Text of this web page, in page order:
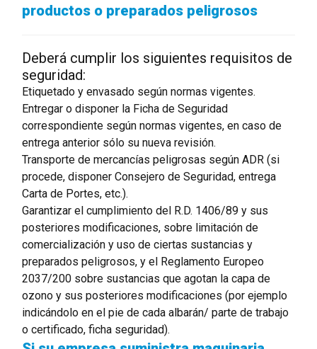
productos o preparados peligrosos
Deberá cumplir los siguientes requisitos de
seguridad:
Etiquetado y envasado según normas vigentes.
Entregar o disponer la Ficha de Seguridad
correspondiente según normas vigentes, en caso de
entrega anterior sólo su nueva revisión.
Transporte de mercancías peligrosas según ADR (si
procede, disponer Consejero de Seguridad, entrega
Carta de Portes, etc.).
Garantizar el cumplimiento del R.D. 1406/89 y sus
posteriores modificaciones, sobre limitación de
comercialización y uso de ciertas sustancias y
preparados peligrosos, y el Reglamento Europeo
2037/200 sobre sustancias que agotan la capa de
ozono y sus posteriores modificaciones (por ejemplo
indicándolo en el pie de cada albarán/ parte de trabajo
o certificado, ficha seguridad).